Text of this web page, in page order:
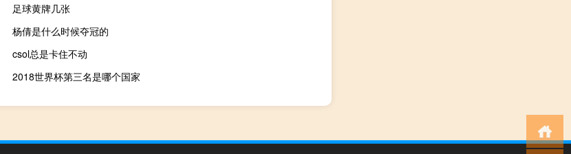
足球黄牌几张
杨倩是什么时候夺冠的
csol总是卡住不动
2018世界杯第三名是哪个国家